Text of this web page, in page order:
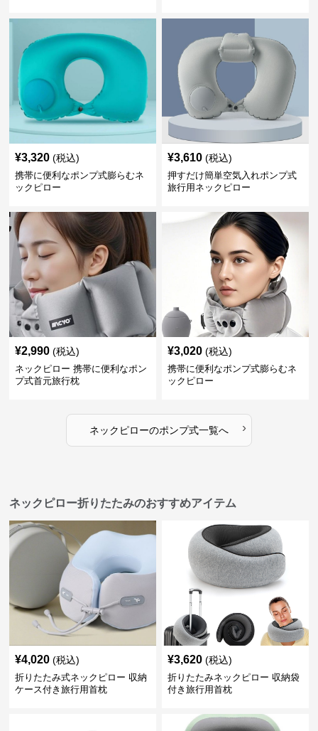
¥3,320 (税込)
携帯に便利なポンプ式膨らむネ
ックピロー
¥3,610 (税込)
押すだけ簡単空気入れポンプ式
旅行用ネックピロー
¥2,990 (税込)
ネックピロー 携帯に便利なポン
プ式首元旅行枕
¥3,020 (税込)
携帯に便利なポンプ式膨らむネ
ックピロー
ネックピローのポンプ式一覧へ ›
ネックピロー折りたたみのおすすめアイテム
¥4,020 (税込)
折りたたみ式ネックピロー 収納
ケース付き旅行用首枕
¥3,620 (税込)
折りたたみネックピロー 収納袋
付き旅行用首枕